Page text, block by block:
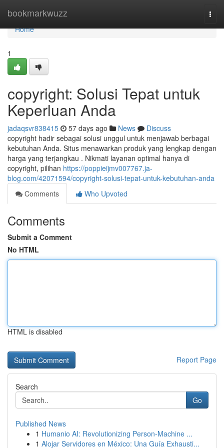
bookmarkwuzz
Home
Home
1
copyright: Solusi Tepat untuk
Keperluan Anda
jadaqsvr838415 57 days ago News
Discuss
copyright hadir sebagai solusi unggul untuk menjawab berbagai
kebutuhan Anda. Situs menawarkan produk yang lengkap dengan
harga yang terjangkau . Nikmati layanan optimal hanya di
copyright, pilihan https://poppieijmv007767.ja-
blog.com/42071594/copyright-solusi-tepat-untuk-kebutuhan-anda
Comments
Who Upvoted
Comments
Submit a Comment
No HTML
HTML is disabled
Report Page
Search
Go
Published News
1 Humanio AI: Revolutionizing Person-Machine ...
1 Alojar Servidores en México: Una Guía Exhausti...